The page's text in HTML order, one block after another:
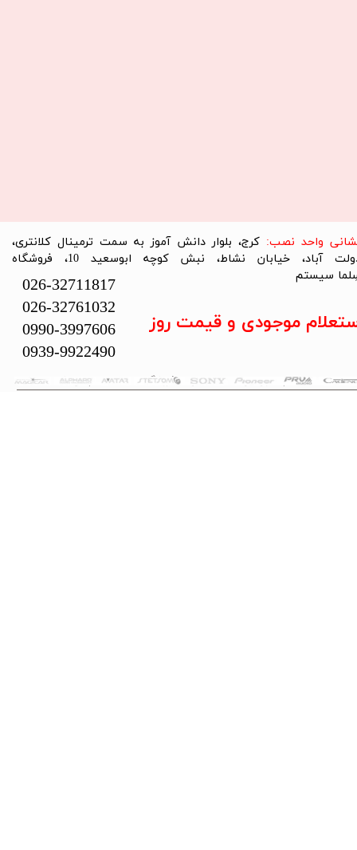
تمام حقوق این سایت متعلق به فروشگاه سلما سیستم می‌باشد.
واحد نصب: کرج، بلوار دانش آموز به سمت ترمینال کلانتری،
دولت آباد، خیابان نشاط، نبش کوچه ابوسعید 10، فروشگاه
سیستم​​​​​​​
026-32711817
026-32761032
0990-3997606
0939-9922490
موجودی و قیمت روز